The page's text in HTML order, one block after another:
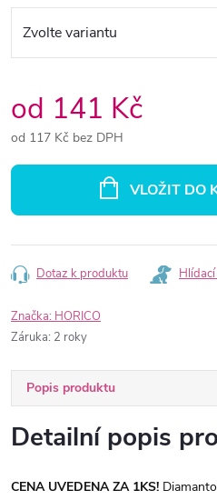
od 141 Kč
od 117 Kč bez DPH
VLOŽIT DO
Dotaz k produktu
Značka: HORICO
Záruka: 2 roky
Popis produktu
Detailní popis
CENA UVEDENA ZA 1KS!